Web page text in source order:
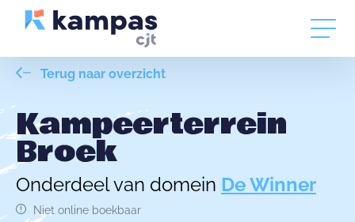
Terug naar overzicht
Kampeerterrein
Broek
Onderdeel van domein De Winner
Niet online boekbaar